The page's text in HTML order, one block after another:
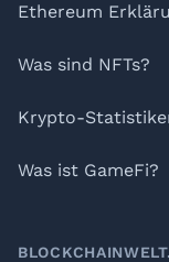
Ethereum
Was sind NFTs?
Krypto-
Was ist GameFi?